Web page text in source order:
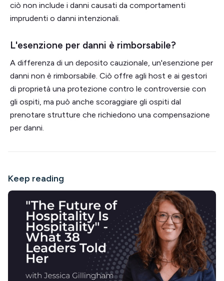
ciò non include i danni causati da comportamenti
imprudenti o danni intenzionali.
L'esenzione per danni è rimborsabile?
A differenza di un deposito cauzionale, un'esenzione per
danni non è rimborsabile. Ciò offre agli host e ai gestori
di proprietà una protezione contro le controversie con
gli ospiti, ma può anche scoraggiare gli ospiti dal
prenotare strutture che richiedono una compensazione
per danni.
Keep reading